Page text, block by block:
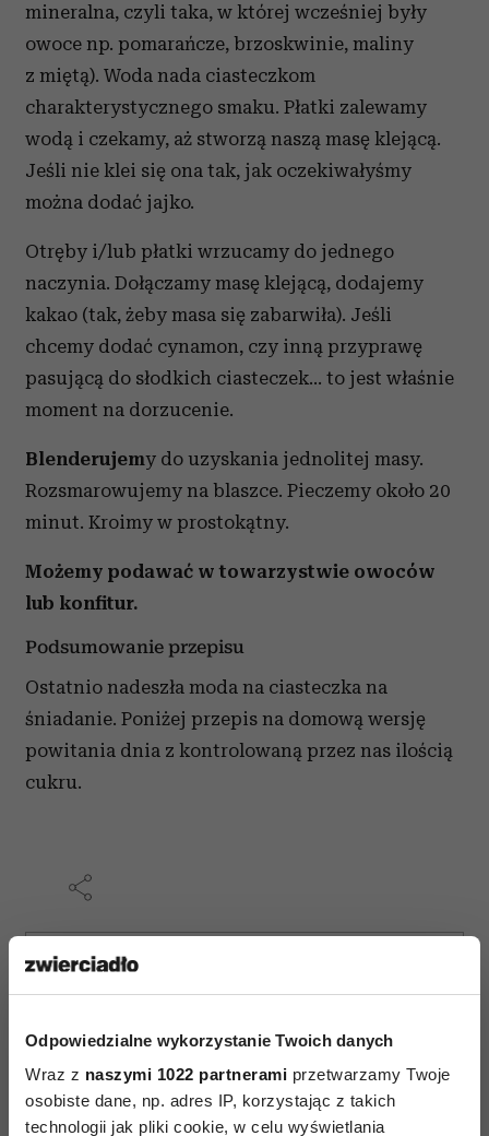
Odpowiedzialne wykorzystanie Twoich danych
Wraz z naszymi 1022 partnerami przetwarzamy Twoje
osobiste dane, np. adres IP, korzystając z takich
technologii jak pliki cookie, w celu wyświetlania
mineralna, czyli taka, w której wcześniej były
owoce np. pomarańcze, brzoskwinie, maliny
z miętą). Woda nada ciasteczkom
charakterystycznego smaku. Płatki zalewamy
wodą i czekamy, aż stworzą naszą masę klejącą.
Jeśli nie klei się ona tak, jak oczekiwałyśmy
można dodać jajko.
Otręby i/lub płatki wrzucamy do jednego
naczynia. Dołączamy masę klejącą, dodajemy
kakao (tak, żeby masa się zabarwiła). Jeśli
chcemy dodać cynamon, czy inną przyprawę
pasującą do słodkich ciasteczek… to jest właśnie
moment na dorzucenie.
Blenderujemy do uzyskania jednolitej masy.
Rozsmarowujemy na blaszce. Pieczemy około 20
minut. Kroimy w prostokątny.
Możemy podawać w towarzystwie owoców
lub konfitur.
Podsumowanie przepisu
Ostatnio nadeszła moda na ciasteczka na
śniadanie. Poniżej przepis na domową wersję
powitania dnia z kontrolowaną przez nas ilością
cukru.